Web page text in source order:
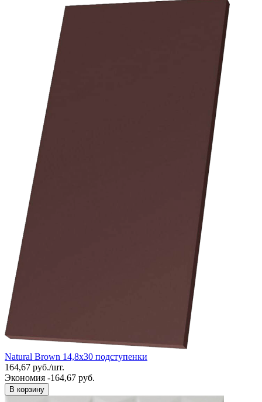
Natural Brown 14,8x30 подступенки
164,67 руб./шт.
Экономия -164,67 руб.
В корзину